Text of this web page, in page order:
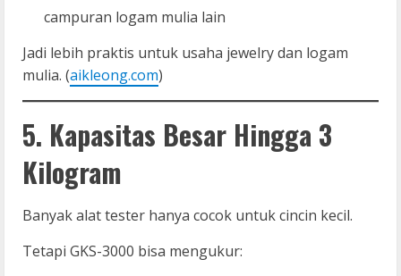
campuran logam mulia lain
Jadi lebih praktis untuk usaha jewelry dan logam
mulia. (aikleong.com)
5. Kapasitas Besar Hingga 3
Kilogram
Banyak alat tester hanya cocok untuk cincin kecil.
Tetapi GKS-3000 bisa mengukur: